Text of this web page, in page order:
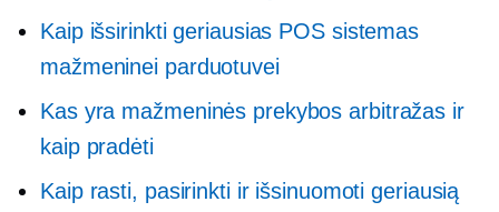
Kaip išsirinkti geriausias POS sistemas
mažmeninei parduotuvei
Kas yra mažmeninės prekybos arbitražas ir
kaip pradėti
Kaip rasti, pasirinkti ir išsinuomoti geriausią